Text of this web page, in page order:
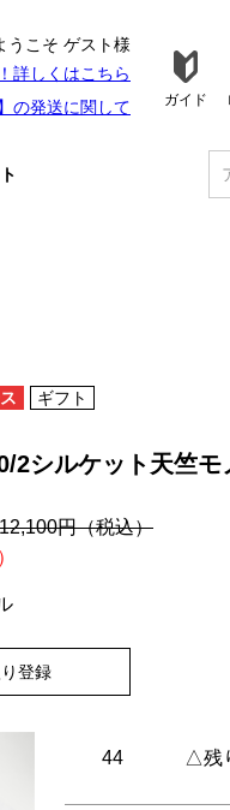
うこそ ゲスト様
詳しくはこちら
の発送に関して
ガイド
ギフト
2シルケット天竺
円（税込）
登録
44 △残